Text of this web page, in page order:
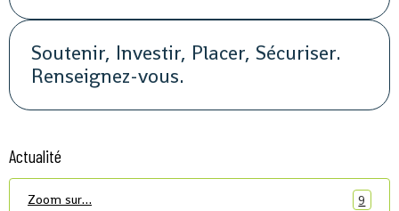
Soutenir, Investir, Placer, Sécuriser.
Renseignez-vous.
Actualité
Zoom sur… 9